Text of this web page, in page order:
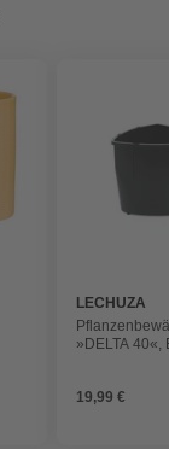
LECHUZA
»DELTA 40«,
19,99 €